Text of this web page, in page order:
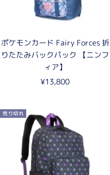
ポケモンカード Fairy Forces 折
りたたみバックパック 【ニンフ
ィア】
セ
価
格
¥13,800
売り切れ